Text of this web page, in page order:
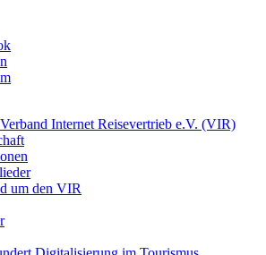
Internet Reisevertrieb e.V. (VIR)
um den VIR